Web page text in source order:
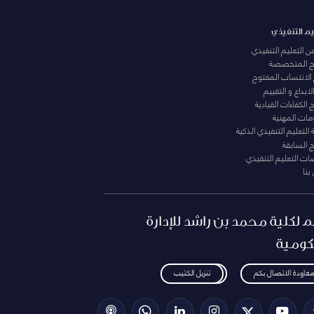
التنفيذي
التعليم التنفيذي
المتخصصة
الانتساب المفتوح
و التقييم
القيادية
المهنية
التنفيذي الذكية
السابقة
التعليم التنقيذي
لكلية محمد بن راشد للإدارة
الاتصال بكم تنزيل الكتيب